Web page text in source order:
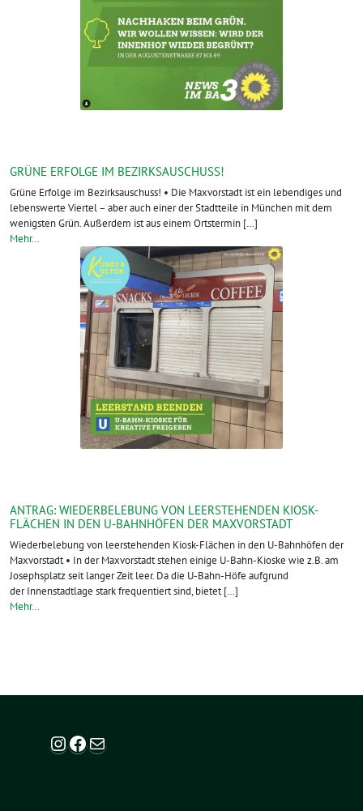
GRÜNE ERFOLGE IM BEZIRKSAUSCHUSS!
Grüne Erfolge im Bezirksauschuss! • Die Maxvorstadt ist ein lebendiges und
lebenswerte Viertel – aber auch einer der Stadtteile in München mit dem
wenigsten Grün. Außerdem ist aus einem Ortstermin […]
Mehr…
ANTRAG: WIEDERBELEBUNG VON LEERSTEHENDEN KIOSK-
FLÄCHEN IN DEN U-BAHNHÖFEN DER MAXVORSTADT
Wiederbelebung von leerstehenden Kiosk-Flächen in den U-Bahnhöfen der
Maxvorstadt • In der Maxvorstadt stehen einige U-Bahn-Kioske wie z.B. am
Josephsplatz seit langer Zeit leer. Da die U-Bahn-Höfe aufgrund
der Innenstadtlage stark frequentiert sind, bietet […]
Mehr…
Instagram
Facebook
Mail